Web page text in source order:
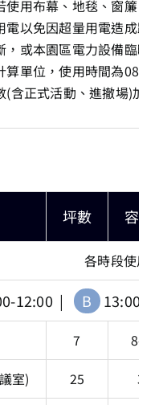
使用布幕、地毯、窗簾、
電以免因超量用電造成跳
，或本園區電力設備臨時
算單位，使用時間為
(含正式活動、進撤場)加
坪數 容納
各時段使用
12:00 | B 13:00-
7
8-10
室)
25 30